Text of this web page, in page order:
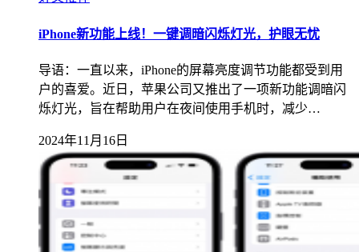
iPhone新功能上线！一键调暗闪烁灯光，护眼无忧
导语：一直以来，iPhone的屏幕亮度调节功能都受到用
户的喜爱。近日，苹果公司又推出了一项新功能调暗闪
烁灯光，旨在帮助用户在夜间使用手机时，减少…
2024年11月16日